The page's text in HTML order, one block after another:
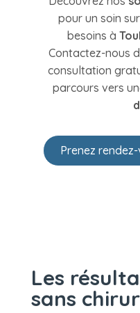
pour un soin
besoins à
Contactez-nous
consultation
parcours vers
Prenez
Les
sans